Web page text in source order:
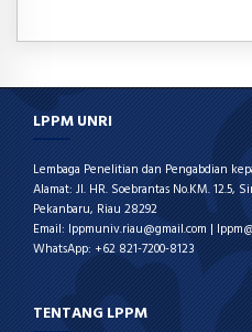
LPPM UNRI
Lembaga Penelitian dan Pengabdian
Alamat: Jl. HR. Soebrantas No.KM. 12.5,
Pekanbaru, Riau 28292
Email: lppmuniv.riau@gmail.com |
WhatsApp: +62 821-7200-8123
TENTANG LPPM